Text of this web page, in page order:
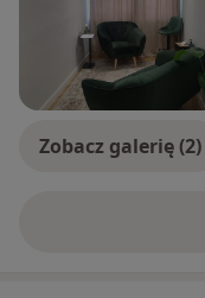
Zobacz galerię (2)